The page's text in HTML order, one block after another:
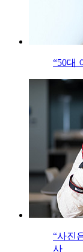
“50대
“사진
사